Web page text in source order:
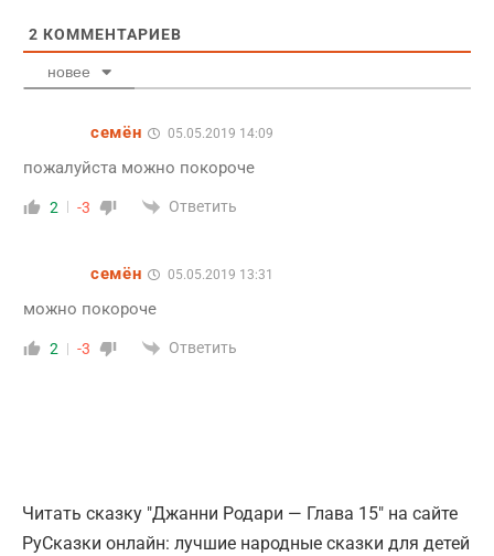
2 КОММЕНТАРИЕВ
новее
семён 05.05.2019 14:09
пожалуйста можно покороче
2 -3 Ответить
семён 05.05.2019 13:31
можно покороче
2 -3 Ответить
Читать сказку "Джанни Родари — Глава 15" на сайте
РуСказки онлайн: лучшие народные сказки для детей